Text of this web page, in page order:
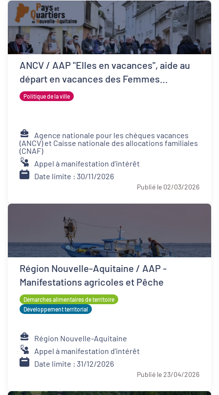
ANCV / AAP "Elles en vacances", aide au
départ en vacances des Femmes
Victimes de Violences et de leurs proches
Politique de la ville
Agence nationale pour les chèques vacances
(ANCV) et Caisse nationale des allocations familiales
(CNAF)
Appel à manifestation d'intérêt
Date limite : 30/11/2026
Publié le 02/03/2026
Région Nouvelle-Aquitaine / AAP -
Manifestations agricoles et Pêche
Démarches alimentaires de territoire
Développement territorial
Région Nouvelle-Aquitaine
Appel à manifestation d'intérêt
Date limite : 31/12/2026
Publié le 23/04/2026